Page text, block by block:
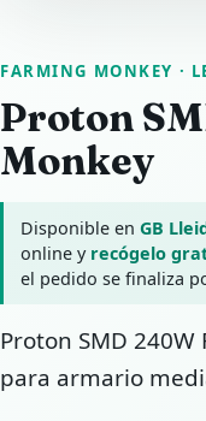
FARMING MONKEY ·
Proton
Monkey
Disponible enGB
online y recógelo
el pedido se finaliza
Proton SMD
para armario